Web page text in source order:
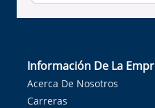
Información De La
Acerca De Nosotros
Carreras